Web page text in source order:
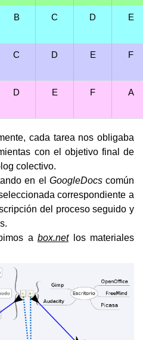
B C D E
C D E F
D E F A
cada tarea nos obligaba
con el objetivo final de
colectivo.
en el GoogleDocs común
correspondiente a
del proceso seguido y
a box.net los materiales